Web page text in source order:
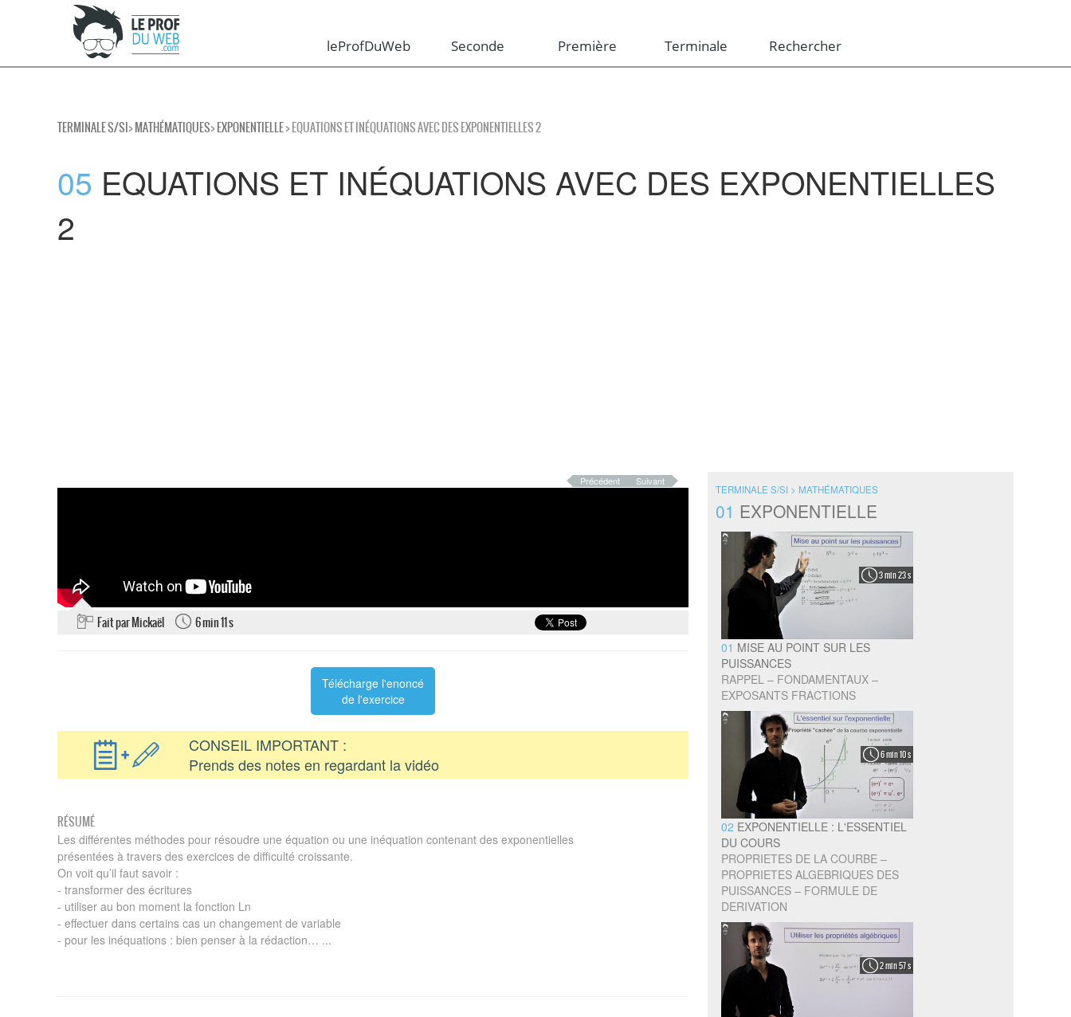
leProfDuWeb Seconde Première Terminale Rechercher
TERMINALE S/SI>MATHÉMATIQUES>EXPONENTIELLE> EQUATIONS ET INÉQUATIONS AVEC DES EXPONENTIELLES 2
05 EQUATIONS ET INÉQUATIONS AVEC DES EXPONENTIELLES
2
Précédent Suivant
Fait par Mickaël 6 min 11 s
Télécharge l'enoncé
de l'exercice
CONSEIL IMPORTANT :
Prends des notes en regardant la vidéo
RÉSUMÉ
Les différentes méthodes pour résoudre une équation ou une inéquation contenant des exponentielles
présentées à travers des exercices de difficulté croissante.
On voit qu’il faut savoir :
- transformer des écritures
- utiliser au bon moment la fonction Ln
- effectuer dans certains cas un changement de variable
- pour les inéquations : bien penser à la rédaction… ...
TERMINALE S/SI > MATHÉMATIQUES
01 EXPONENTIELLE
3 min 23 s
01 MISE AU POINT SUR LES
PUISSANCES
RAPPEL – FONDAMENTAUX –
EXPOSANTS FRACTIONS
6 min 10 s
02 EXPONENTIELLE : L'ESSENTIEL
DU COURS
PROPRIETES DE LA COURBE –
PROPRIETES ALGEBRIQUES DES
PUISSANCES – FORMULE DE
DERIVATION
2 min 57 s